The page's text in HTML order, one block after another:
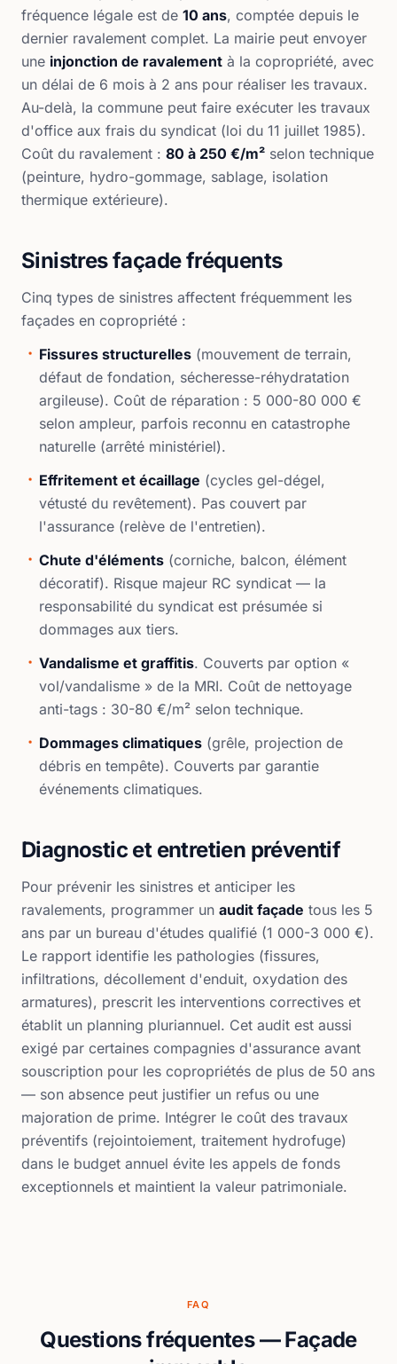
fréquence légale est de 10 ans, comptée depuis le
dernier ravalement complet. La mairie peut envoyer
une injonction de ravalement à la copropriété, avec
un délai de 6 mois à 2 ans pour réaliser les travaux.
Au-delà, la commune peut faire exécuter les travaux
d'office aux frais du syndicat (loi du 11 juillet 1985).
Coût du ravalement : 80 à 250 €/m² selon technique
(peinture, hydro-gommage, sablage, isolation
thermique extérieure).
Sinistres façade fréquents
Cinq types de sinistres affectent fréquemment les
façades en copropriété :
Fissures structurelles (mouvement de terrain,
défaut de fondation, sécheresse-réhydratation
argileuse). Coût de réparation : 5 000-80 000 €
selon ampleur, parfois reconnu en catastrophe
naturelle (arrêté ministériel).
Effritement et écaillage (cycles gel-dégel,
vétusté du revêtement). Pas couvert par
l'assurance (relève de l'entretien).
Chute d'éléments (corniche, balcon, élément
décoratif). Risque majeur RC syndicat — la
responsabilité du syndicat est présumée si
dommages aux tiers.
Vandalisme et graffitis. Couverts par option «
vol/vandalisme » de la MRI. Coût de nettoyage
anti-tags : 30-80 €/m² selon technique.
Dommages climatiques (grêle, projection de
débris en tempête). Couverts par garantie
événements climatiques.
Diagnostic et entretien préventif
Pour prévenir les sinistres et anticiper les
ravalements, programmer un audit façade tous les 5
ans par un bureau d'études qualifié (1 000-3 000 €).
Le rapport identifie les pathologies (fissures,
infiltrations, décollement d'enduit, oxydation des
armatures), prescrit les interventions correctives et
établit un planning pluriannuel. Cet audit est aussi
exigé par certaines compagnies d'assurance avant
souscription pour les copropriétés de plus de 50 ans
— son absence peut justifier un refus ou une
majoration de prime. Intégrer le coût des travaux
préventifs (rejointoiement, traitement hydrofuge)
dans le budget annuel évite les appels de fonds
exceptionnels et maintient la valeur patrimoniale.
FAQ
Questions fréquentes — Façade